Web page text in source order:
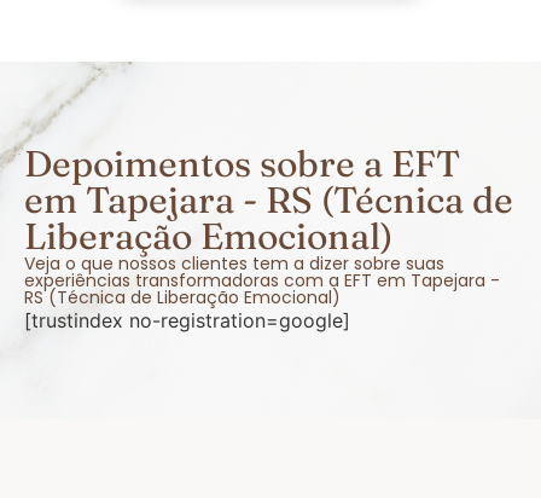
Depoimentos sobre a EFT
em Tapejara - RS (Técnica de
Liberação Emocional)
Veja o que nossos clientes tem a dizer sobre suas
experiências transformadoras com a EFT em Tapejara -
RS (Técnica de Liberação Emocional)
[trustindex no-registration=google]